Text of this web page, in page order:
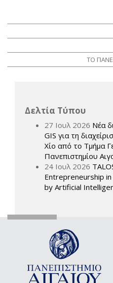
ΤΟ
Δελτία Τύπου
27 Ιουλ 2026 Νέα
GIS για τη
Χίο από το Τμήμα
Πανεπιστημίου
24 Ιουλ 2026
Entrepreneurship
by Artificial